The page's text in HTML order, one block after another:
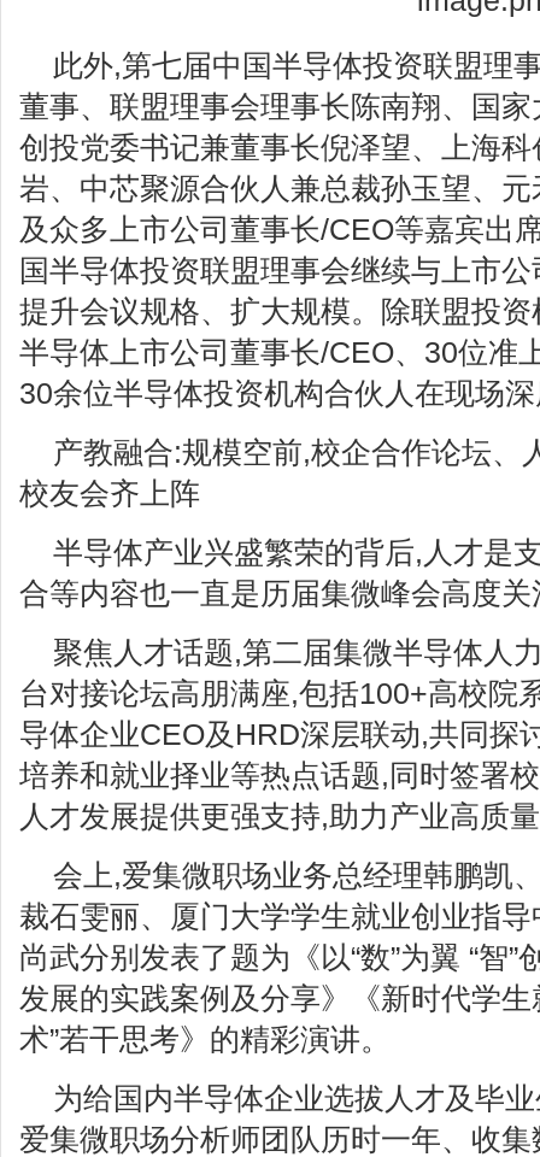
此外,第七届中国半导体投资联盟理
董事、联盟理事会理事长陈南翔、国
创投党委书记兼董事长倪泽望、上海
岩、中芯聚源合伙人兼总裁孙玉望、
及众多上市公司董事长/CEO等嘉宾出
国半导体投资联盟理事会继续与上市
提升会议规格、扩大规模。除联盟投
半导体上市公司董事长/CEO、30位准
30余位半导体投资机构合伙人在现场
产教融合:规模空前,校企合作论坛、
校友会齐上阵
半导体产业兴盛繁荣的背后,人才是
合等内容也一直是历届集微峰会高度
聚焦人才话题,第二届集微半导体人
台对接论坛高朋满座,包括100+高校院
导体企业CEO及HRD深层联动,共同探
培养和就业择业等热点话题,同时签署
人才发展提供更强支持,助力产业高质
会上,爱集微职场业务总经理韩鹏凯
裁石雯丽、厦门大学学生就业创业指
尚武分别发表了题为《以“数”为翼 “智
发展的实践案例及分享》《新时代学生
术”若干思考》的精彩演讲。
为给国内半导体企业选拔人才及毕
爱集微职场分析师团队历时一年、收